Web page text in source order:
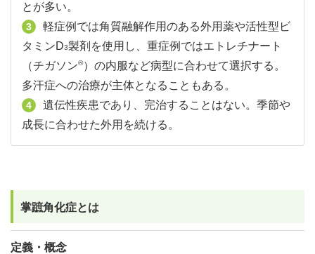
とが多い。
3
軽症例では角質融解作用のある外用薬や活性型ビ
タミンD3製剤を使用し、重症例ではエトレチナート
（チガソン®）の内服など病型に合わせて選択する。
多汗症への治療が主体となることもある。
4
遺伝性疾患であり、完治することはない。季節や
成長に合わせた外用を続ける。
掌蹠角化症とは
定義・概念